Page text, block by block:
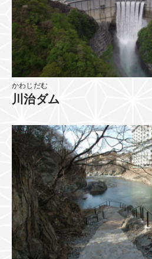
かわじだむ
川治ダム